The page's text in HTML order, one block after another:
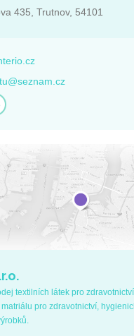
435, Trutnov, 54101
textilních látek pro
pro zdravotnictví,